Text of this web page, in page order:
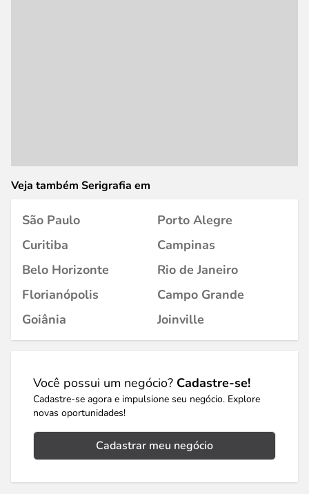
Veja também Serigrafia em
São Paulo
Porto Alegre
Curitiba
Campinas
Belo Horizonte
Rio de Janeiro
Florianópolis
Campo Grande
Goiânia
Joinville
Você possui um negócio? Cadastre-se!
Cadastre-se agora e impulsione seu negócio. Explore
novas oportunidades!
Cadastrar meu negócio